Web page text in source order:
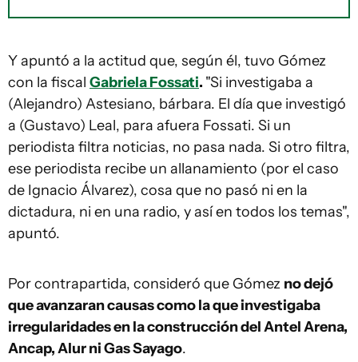
Y apuntó a la actitud que, según él, tuvo Gómez
con la fiscal Gabriela Fossati. "Si investigaba a
(Alejandro) Astesiano, bárbara. El día que investigó
a (Gustavo) Leal, para afuera Fossati. Si un
periodista filtra noticias, no pasa nada. Si otro filtra,
ese periodista recibe un allanamiento (por el caso
de Ignacio Álvarez), cosa que no pasó ni en la
dictadura, ni en una radio, y así en todos los temas",
apuntó.
Por contrapartida, consideró que Gómez no dejó
que avanzaran causas como la que investigaba
irregularidades en la construcción del Antel Arena,
Ancap, Alur ni Gas Sayago.